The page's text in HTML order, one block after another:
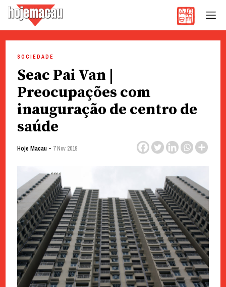
content
SOCIEDADE
Seac Pai Van |
Preocupações com
inauguração de centro de
saúde
Hoje Macau - 7 Nov 2019